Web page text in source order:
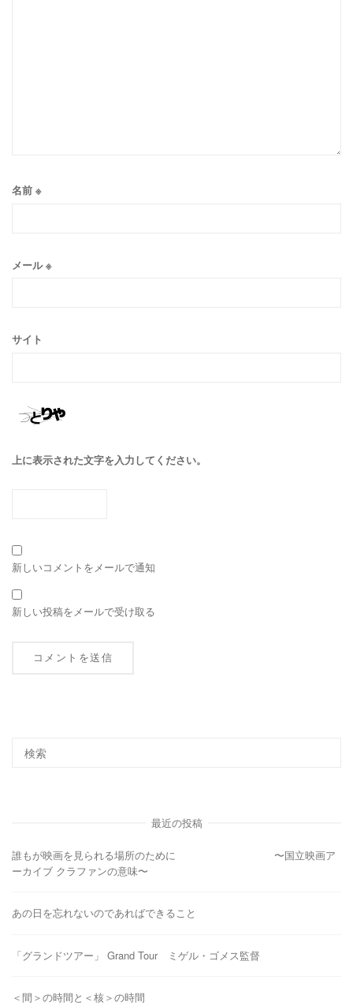
名前 ※
メール※
サイト
上に表示された文字を入力してください。
新しいコメントをメールで通知
新しい投稿をメールで受け取る
最近の投稿
誰もが映画を見られる場所のために 〜国立映画ア
ーカイブ クラファンの意味〜
あの日を忘れないのであればできること
「グランドツアー」 Grand Tour ミゲル・ゴメス監督
＜間＞の時間と＜核＞の時間